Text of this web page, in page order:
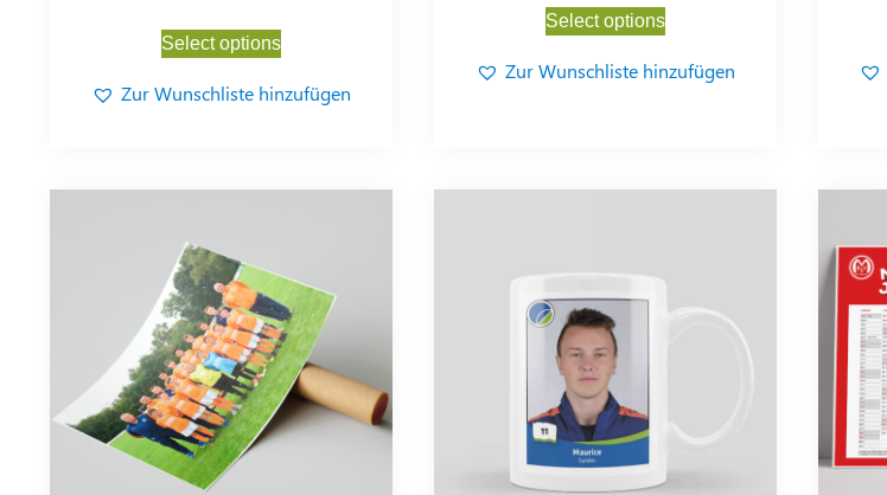
Select options
Zur Wunschliste hinzufügen
Select options
Zur Wunschliste hinzufügen